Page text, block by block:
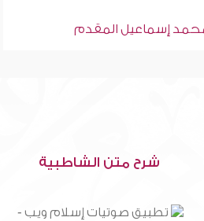
شرح متن الشاطبية